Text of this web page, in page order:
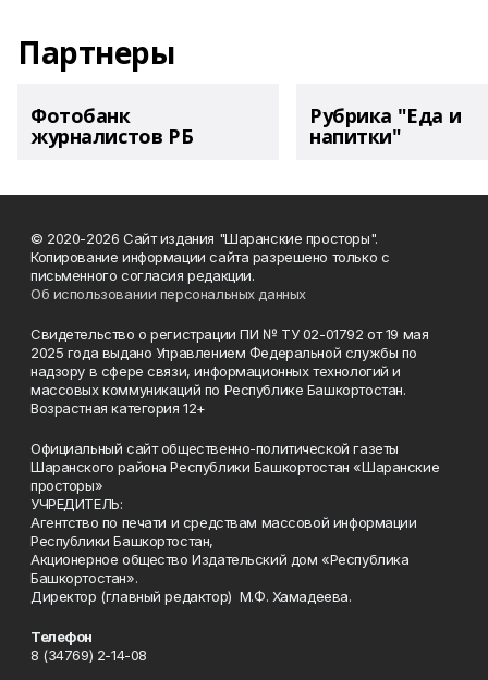
Партнеры
Фотобанк
журналистов РБ
Рубрика "Еда и
напитки"
© 2020-2026 Сайт издания "Шаранские просторы".
Копирование информации сайта разрешено только с
письменного согласия редакции.
Об использовании персональных данных
Свидетельство о регистрации ПИ № ТУ 02-01792 от 19 мая
2025 года выдано Управлением Федеральной службы по
надзору в сфере связи, информационных технологий и
массовых коммуникаций по Республике Башкортостан.
Возрастная категория 12+
Официальный сайт общественно-политической газеты
Шаранского района Республики Башкортостан «Шаранские
просторы»
УЧРЕДИТЕЛЬ:
Агентство по печати и средствам массовой информации
Республики Башкортостан,
Акционерное общество Издательский дом «Республика
Башкортостан».
Директор (главный редактор) М.Ф. Хамадеева.
Телефон
8 (34769) 2-14-08